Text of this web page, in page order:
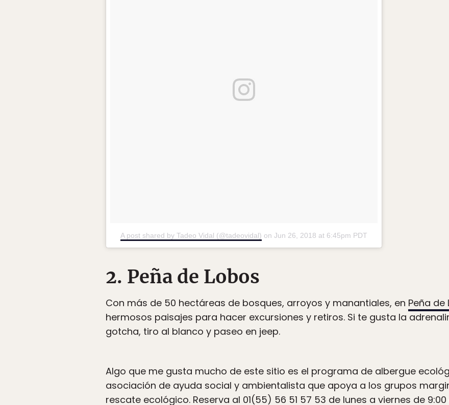
A post shared by Tadeo Vidal (@tadeovidal) on Jun 26, 2018 at 6:45pm PDT
2. Peña de Lobos
Con más de 50 hectáreas de bosques, arroyos y manantiales, en Peña de
hermosos paisajes para hacer excursiones y retiros. Si te gusta la
gotcha, tiro al blanco y paseo en jeep.
Algo que me gusta mucho de este sitio es el programa de albergue
asociación de ayuda social y ambientalista que apoya a los grupos
rescate ecológico. Reserva al 01(55) 56 51 57 53 de lunes a viernes de